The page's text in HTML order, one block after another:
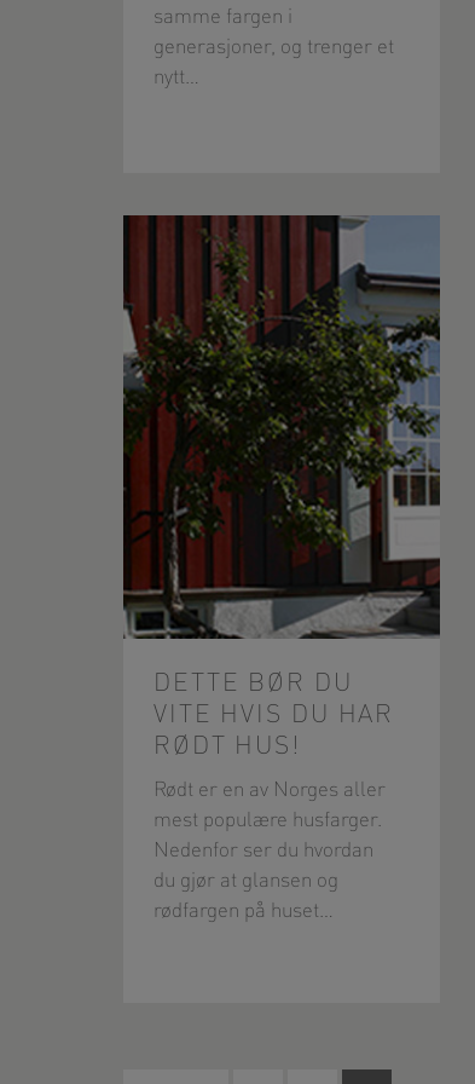
samme fargen i
generasjoner, og trenger et
nytt…
DETTE BØR DU
VITE HVIS DU HAR
RØDT HUS!
Rødt er en av Norges aller
mest populære husfarger.
Nedenfor ser du hvordan
du gjør at glansen og
rødfargen på huset…